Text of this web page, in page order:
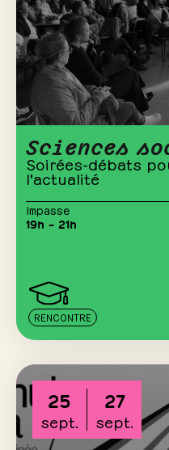
Sciences
Soirées-débats
l'actualité
Impasse
19h – 21h
RENCONTRE
25
sept.
27
sept.